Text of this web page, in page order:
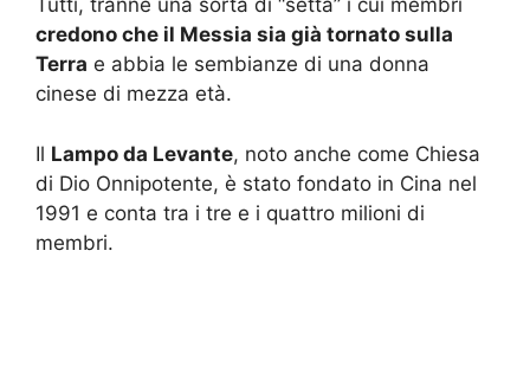
Tutti, tranne una sorta di “setta” i cui membri
credono che il Messia sia già tornato sulla
Terra e abbia le sembianze di una donna
cinese di mezza età.
Il Lampo da Levante, noto anche come Chiesa
di Dio Onnipotente, è stato fondato in Cina nel
1991 e conta tra i tre e i quattro milioni di
membri.